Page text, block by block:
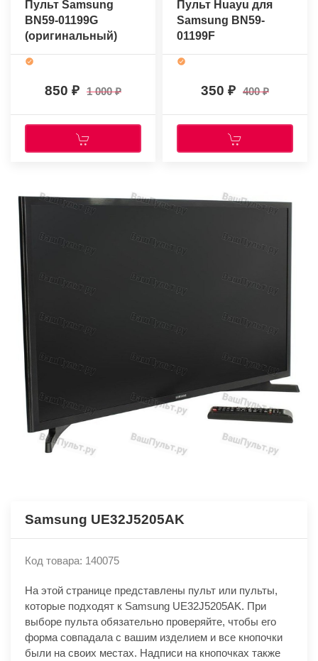
Пульт Samsung
BN59-01199G
(оригинальный)
850 1 000
Пульт Huayu для
Samsung BN59-
01199F
350 400
Samsung UE32J5205AK
Код товара: 140075
На этой странице представлены пульт или пульты,
которые подходят к Samsung UE32J5205AK. При
выборе пульта обязательно проверяйте, чтобы его
форма совпадала с вашим изделием и все кнопочки
были на своих местах. Надписи на кнопочках также